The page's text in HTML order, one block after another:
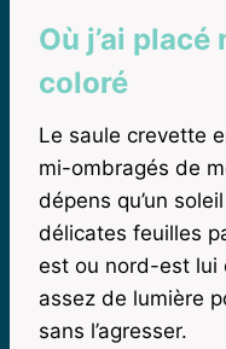
Où j’ai
coloré
Le saule crevette
mi-ombragés de
dépens qu’un
délicates feuilles
est ou nord-est
assez de lumière
sans l’agresser.